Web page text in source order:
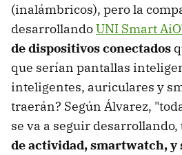
(inalámbricos), pero la
desarrollandoUNI Smart
de dispositivos conectados
que serían pantallas
inteligentes, auriculares y
traerán? Según Álvarez,
se va a seguir desarrollando,
de actividad, smartwatch, y